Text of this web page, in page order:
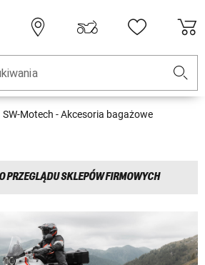
SW-Motech - Akcesoria bagażowe
PRZEGLĄDU SKLEPÓW FIRMOWYCH